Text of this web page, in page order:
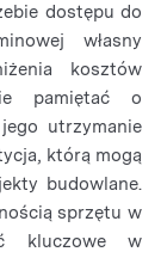
dostępu do
własny
kosztów
pamiętać o
utrzymanie
którą mogą
budowlane.
sprzętu w
kluczowe w